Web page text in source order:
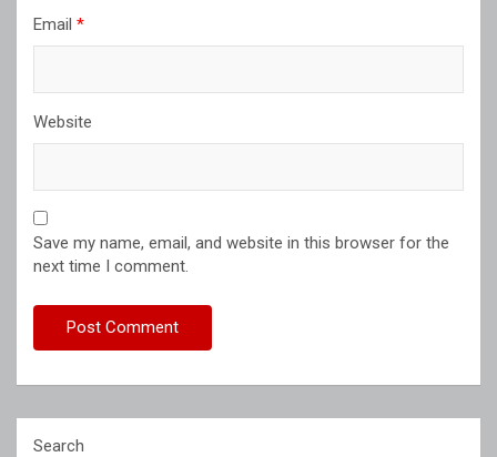
Email *
Website
Save my name, email, and website in this browser for the
next time I comment.
Search